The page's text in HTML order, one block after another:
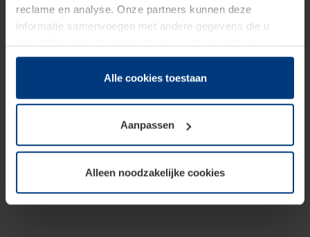
reclame en analyse. Onze partners kunnen deze
informatie samenvoegen met andere gegevens die u
hun diensten hebben verzameld.
Juridisch hebben wij het recht om cookies op uw
van deze pagina's absoluut vereist is. Voor alle andere
soorten cookies is uw toestemming benodigd. Uw
toestemming kunt u op elk moment bij de uitleg van de
wijzigen of herroepen.
Alle cookies toestaan
Aanpassen
Alleen noodzakelijke cookies